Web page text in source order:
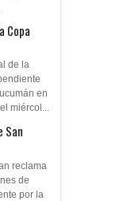
Copa
de la
en
miércol...
San
reclama
de
por la